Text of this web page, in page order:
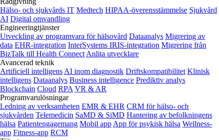
Hälso- och sjukvårds IT Medtech HIPAA-överensstämmelse Sjukvård
AI Digital omvandling
Engineeringtjänster
Utveckling av programvara för hälsovård Dataanalys Migrering av
data EHR-integration InterSystems IRIS-integration Migrering från
BizTalk till Health Connect Anlita utvecklare
Avancerad teknik
Artificiell intelligens AI inom diagnostik Driftskompatibilitet Klinisk
intelligens Dataanalys Business intelligence Prediktiv analys
Blockchain Cloud RPA VR & AR
Programvarulösningar
Ledning av verksamheten EMR & EHR CRM för hälso- och
sjukvården Telemedicin SaMD & SiMD Hantering av befolkningens
hälsa Patientengagemang Mobil app App för psykisk hälsa Wellness-
app Fitness-app RCM